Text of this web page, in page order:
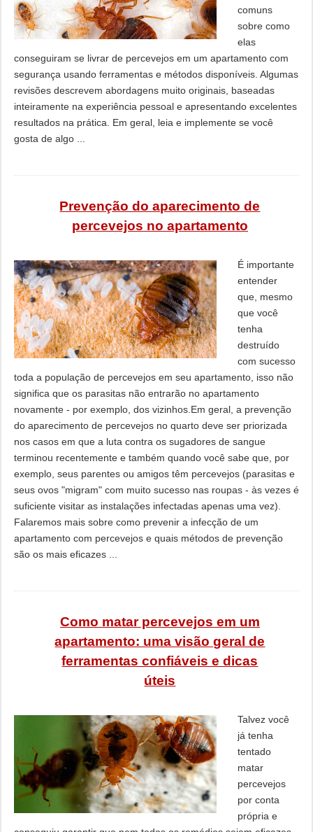
comuns
sobre como
elas
conseguiram se livrar de percevejos em um apartamento com
segurança usando ferramentas e métodos disponíveis. Algumas
revisões descrevem abordagens muito originais, baseadas
inteiramente na experiência pessoal e apresentando excelentes
resultados na prática. Em geral, leia e implemente se você
gosta de algo ...
Prevenção do aparecimento de
percevejos no apartamento
É importante
entender
que, mesmo
que você
tenha
destruído
com sucesso
toda a população de percevejos em seu apartamento, isso não
significa que os parasitas não entrarão no apartamento
novamente - por exemplo, dos vizinhos.Em geral, a prevenção
do aparecimento de percevejos no quarto deve ser priorizada
nos casos em que a luta contra os sugadores de sangue
terminou recentemente e também quando você sabe que, por
exemplo, seus parentes ou amigos têm percevejos (parasitas e
seus ovos "migram" com muito sucesso nas roupas - às vezes é
suficiente visitar as instalações infectadas apenas uma vez).
Falaremos mais sobre como prevenir a infecção de um
apartamento com percevejos e quais métodos de prevenção
são os mais eficazes ...
Como matar percevejos em um
apartamento: uma visão geral de
ferramentas confiáveis ​​e dicas
úteis
Talvez você
já tenha
tentado
matar
percevejos
por conta
própria e